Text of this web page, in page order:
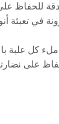
للحفاظ
في تعبئة
على